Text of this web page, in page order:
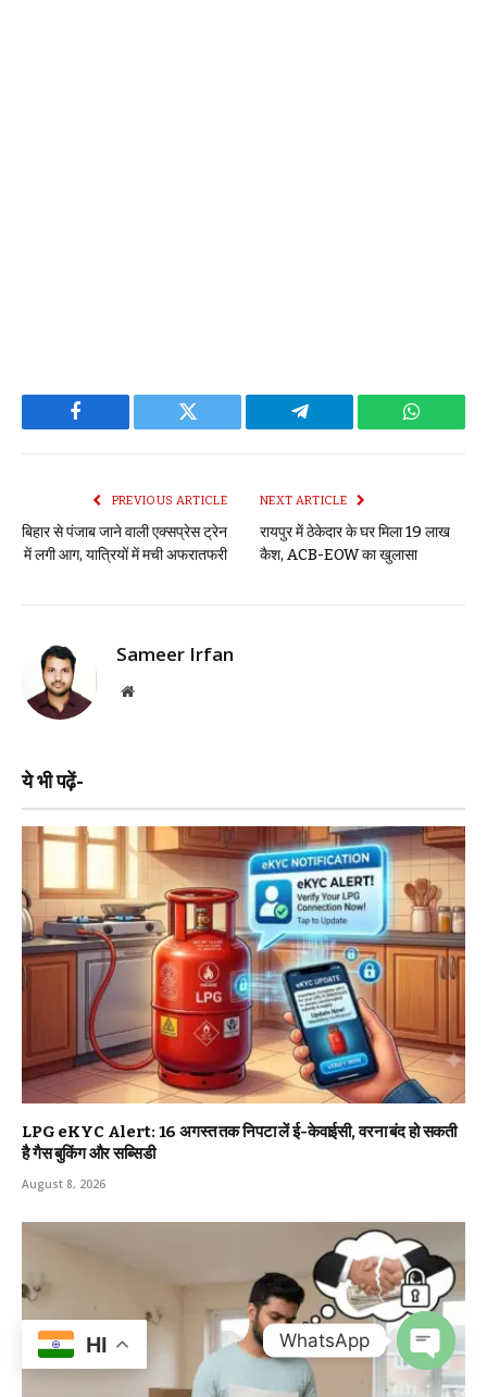
Facebook Twitter Telegram
PREVIOUS ARTICLE
बिहार से पंजाब जाने वाली एक्सप्रेस ट्रेन
में लगी आग, यात्रियों में मची अफरातफरी
NEXT ARTICLE
रायपुर में ठेकेदार के घर मिला 19 लाख
कैश, ACB-EOW का खुलासा
Sameer Irfan
Website
ये भी पढ़ें-
LPG eKYC Alert: 16 अगस्त तक निपटा लें ई-केवाईसी, वरना बंद हो सकती
है गैस बुकिंग और सब्सिडी
August 8, 2026
HI WhatsApp
OPEN